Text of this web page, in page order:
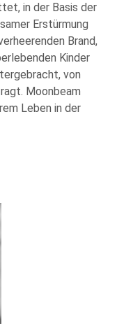
in der Basis der
Erstürmung
Brand,
Kinder
von
Moonbeam
Leben in der